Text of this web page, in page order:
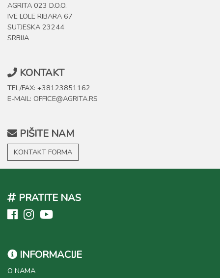
AGRITA 023 D.O.O.
IVE LOLE RIBARA 67
SUTJESKA 23244
SRBIJA
KONTAKT
TEL/FAX: +38123851162
E-MAIL: OFFICE@AGRITA.RS
PIŠITE NAM
KONTAKT FORMA
PRATITE NAS
INFORMACIJE
O NAMA